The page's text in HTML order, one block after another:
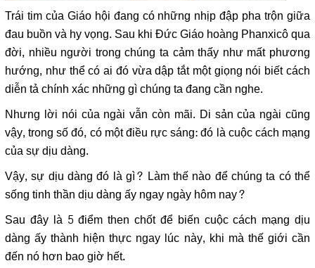
Trái tim của Giáo hội đang có những nhịp đập pha trộn giữa
đau buồn và hy vọng. Sau khi Đức Giáo hoàng Phanxicô qua
đời, nhiều người trong chúng ta cảm thấy như mất phương
hướng, như thể có ai đó vừa dập tắt một giọng nói biết cách
diễn tả chính xác những gì chúng ta đang cần nghe.
Nhưng lời nói của ngài vẫn còn mãi. Di sản của ngài cũng
vậy, trong số đó, có một điều rực sáng: đó là cuộc cách mạng
của sự dịu dàng.
Vậy, sự dịu dàng đó là gì? Làm thế nào để chúng ta có thể
sống tinh thần dịu dàng ấy ngay ngày hôm nay?
Sau đây là 5 điểm then chốt để biến cuộc cách mạng dịu
dàng ấy thành hiện thực ngay lúc này, khi mà thế giới cần
đến nó hơn bao giờ hết.